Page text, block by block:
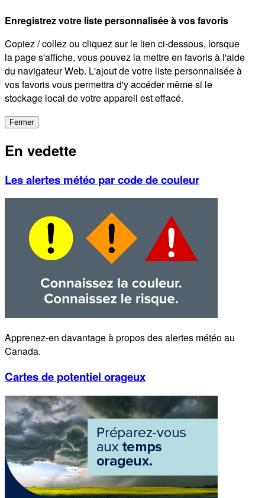
Enregistrez votre liste personnalisée à vos favoris
Copiez / collez ou cliquez sur le lien ci-dessous, lorsque
la page s'affiche, vous pouvez la mettre en favoris à l'aide
du navigateur Web. L'ajout de votre liste personnalisée à
vos favoris vous permettra d'y accéder même si le
stockage local de votre appareil est effacé.
Fermer
En vedette
Les alertes météo par code de couleur
Apprenez-en davantage à propos des alertes météo au
Canada.
Cartes de potentiel orageux